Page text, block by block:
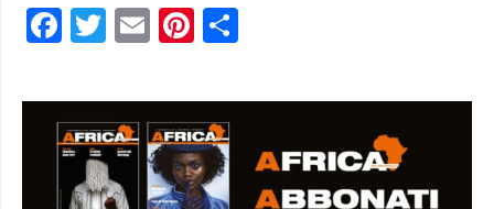
Facebook
Twitter
EmailPinterest